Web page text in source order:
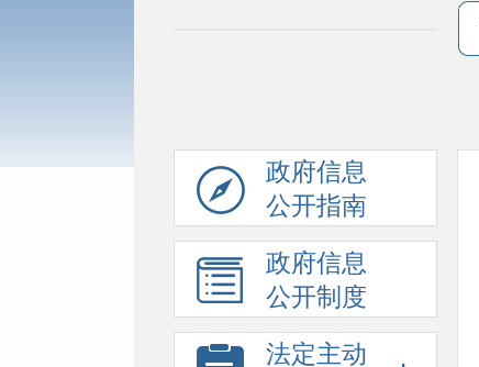
政府信息
公开指南
政府信息
公开制度
法定主动